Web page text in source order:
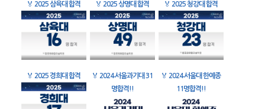
🏅 2025 삼육대 합격 🏅 2025 상명대 합격 🏅 2025 청강대 합격
🏅 2025 경희대 합격 🏅 2024 서울과기대 31
명합격!!
🏅 2024 서울대 한예종
11명합격!!